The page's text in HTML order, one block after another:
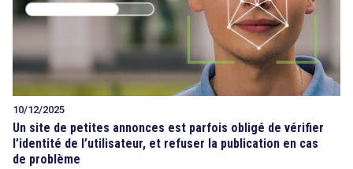
10/12/2025
Un site de petites annonces est parfois obligé de vérifier
l’identité de l’utilisateur, et refuser la publication en cas
de problème